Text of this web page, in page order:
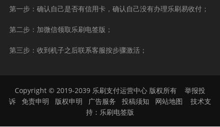
第一步：确认自己是否有信用卡，确认自己没有办理乐刷易收付；
第二步：加微信领取乐刷电签版；
第三步：收到机子之后联系客服按步骤激活；
Copyright © 2019-2039 乐刷支付运营中心 版权所有 举报投
诉
免责申明 版权申明 广告服务 投稿须知 网站地图 技术支
持： 乐刷电签版